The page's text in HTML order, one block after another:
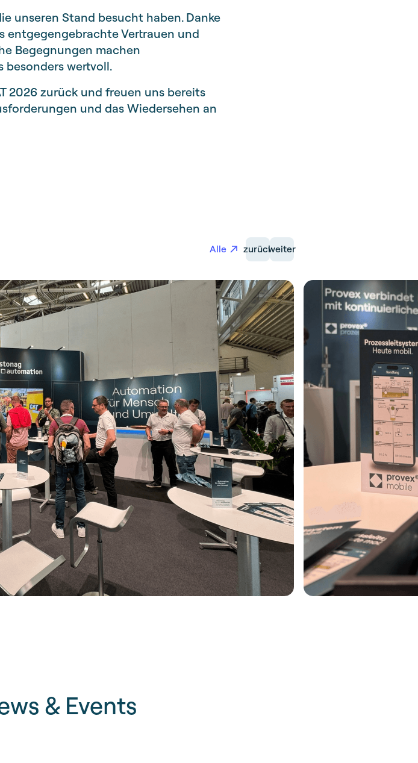
unseren Stand besucht haben. Danke
entgegengebrachte Vertrauen und
Begegnungen machen
besonders wertvoll.
2026 zurück und freuen uns bereits
und das Wiedersehen an
Alle zurückweiter
& Events